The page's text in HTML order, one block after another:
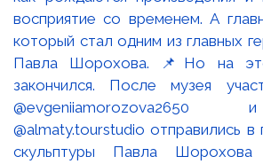
восприятие со временем. А
который стал одним из главных
Павла Шорохова. 📌Но на
закончился. После музея
@almaty.tourstudio отправились
скульптуры Павла